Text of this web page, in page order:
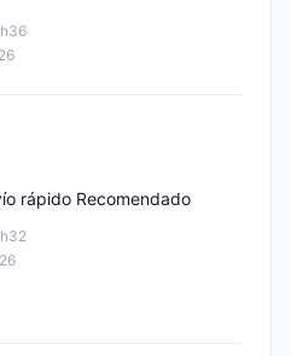
rápido Recomendado